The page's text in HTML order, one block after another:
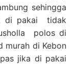
sehingga
di pakai tidak
polos di
murah di Kebon
jika di pakai